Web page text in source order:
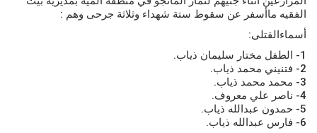
الفقيه ماأسفر عن سقوط ستة شهداء وثلاثة جرحى وهم :
أسماءالقتلى:
1- الطفل مختار سليمان ذياب.
2- فتنيني محمد ذياب.
3- محمد محمد ذياب.
4- ناصر علي معروف.
5- حمدون عبدالله ذياب.
6- فارس عبدالله ذياب.